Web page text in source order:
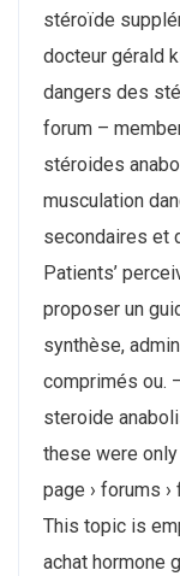
stéroïde
docteur gérald
dangers des
forum –
stéroides
musculation
secondaires et
Patients’
proposer un
synthèse,
comprimés ou.
steroide
these were
page › forums
This topic is
achat hormone